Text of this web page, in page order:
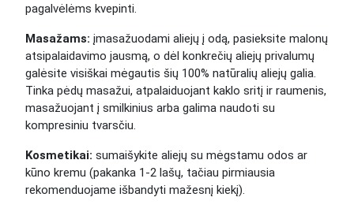
pagalvėlėms kvepinti.
Masažams: įmasažuodami aliejų į odą, pasieksite malonų
atsipalaidavimo jausmą, o dėl konkrečių aliejų privalumų
galėsite visiškai mėgautis šių 100% natūralių aliejų galia.
Tinka pėdų masažui, atpalaiduojant kaklo sritį ir raumenis,
masažuojant į smilkinius arba galima naudoti su
kompresiniu tvarsčiu.
Kosmetikai: sumaišykite aliejų su mėgstamu odos ar
kūno kremu (pakanka 1-2 lašų, ​​tačiau pirmiausia
rekomenduojame išbandyti mažesnį kiekį).